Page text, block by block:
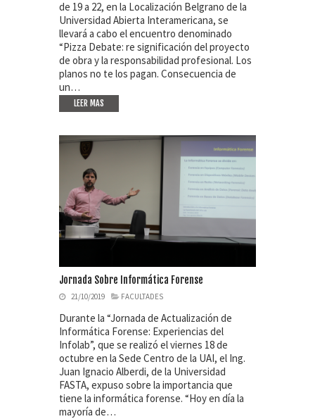
de 19 a 22, en la Localización Belgrano de la
Universidad Abierta Interamericana, se
llevará a cabo el encuentro denominado
“Pizza Debate: re significación del proyecto
de obra y la responsabilidad profesional. Los
planos no te los pagan. Consecuencia de
un…
LEER MAS
Jornada Sobre Informática Forense
21/10/2019 FACULTADES
Durante la “Jornada de Actualización de
Informática Forense: Experiencias del
Infolab”, que se realizó el viernes 18 de
octubre en la Sede Centro de la UAI, el Ing.
Juan Ignacio Alberdi, de la Universidad
FASTA, expuso sobre la importancia que
tiene la informática forense. “Hoy en día la
mayoría de…